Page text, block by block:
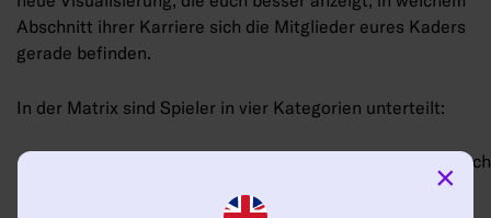
Abschnitt ihrer Karriere sich die Mitglieder eures Kaders
gerade befinden.
In der Matrix sind Spieler in vier Kategorien unterteilt:
Entwicklung (junge Spieler, die erst noch den Durchbruch
×